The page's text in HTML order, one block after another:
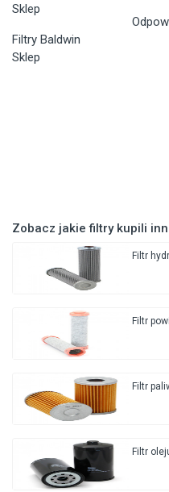
Sklep
Filtry Baldwin
Sklep
Zobacz jakie filtry kupili
Filtr
Filtr
Filtr
Filtr